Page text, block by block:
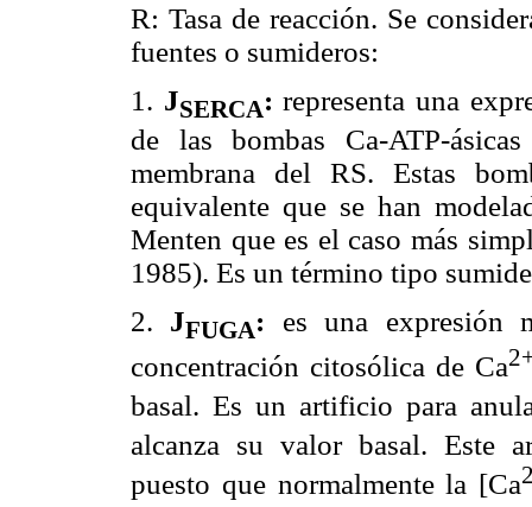
R: Tasa de reacción. Se
fuentes o sumideros:
1. JSERCA:representa una
de las bombas Ca-ATP-
membrana del RS. Estas
equivalente que se han
Menten que es el caso más
1985). Es un término tipo
2. JFUGA: es una expresión
concentración citosólica de Ca
basal. Es un artificio para
alcanza su valor basal. Este
puesto que normalmente la [Ca